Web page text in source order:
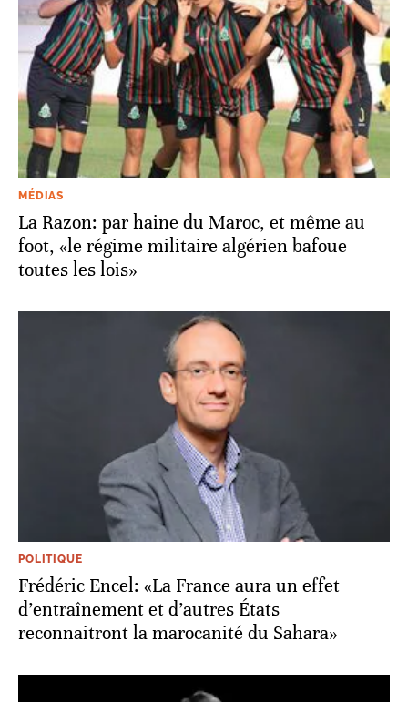
MÉDIAS
La Razon: par haine du Maroc, et même au
foot, «le régime militaire algérien bafoue
toutes les lois»
POLITIQUE
Frédéric Encel: «La France aura un effet
d’entraînement et d’autres États
reconnaitront la marocanité du Sahara»